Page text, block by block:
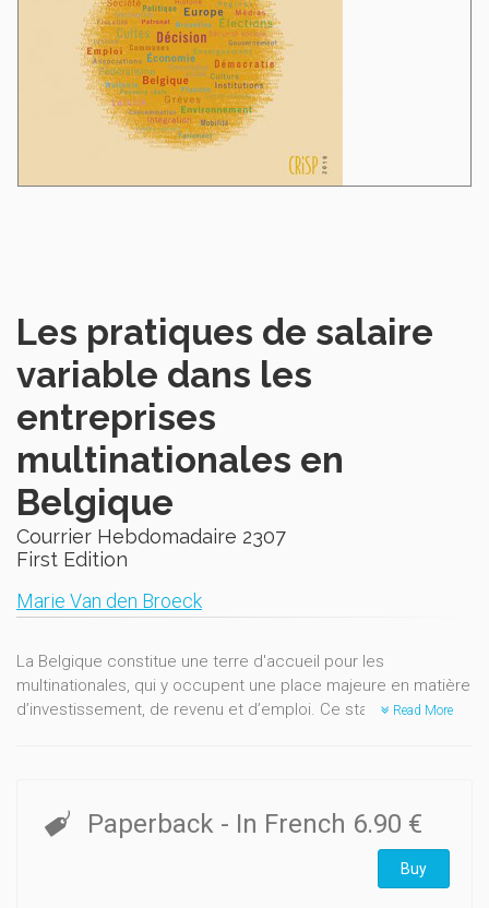
Les pratiques de salaire
variable dans les
entreprises
multinationales en
Belgique
Courrier Hebdomadaire 2307
First Edition
Marie Van den Broeck
La Belgique constitue une terre d'accueil pour les
multinationales, qui y occupent une place majeure en matière
d’investissement, de revenu et d’emploi. Ce statut d’acteurs
des rémunérations.
Au niveau mondial, une évolution majeure des dernières
décennies est l’engouement des entreprises pour les
pratiques de salaire variable (dites aussi de flexibilité
Read More
Paperback - In French 6.90 €
Buy